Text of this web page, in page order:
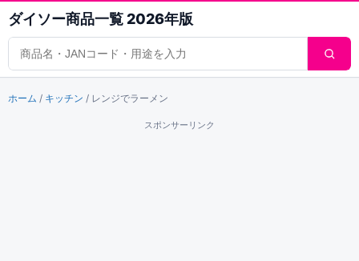
ダイソー商品一覧 2026年版
商品検索
ホーム / キッチン / レンジでラーメン
スポンサーリンク